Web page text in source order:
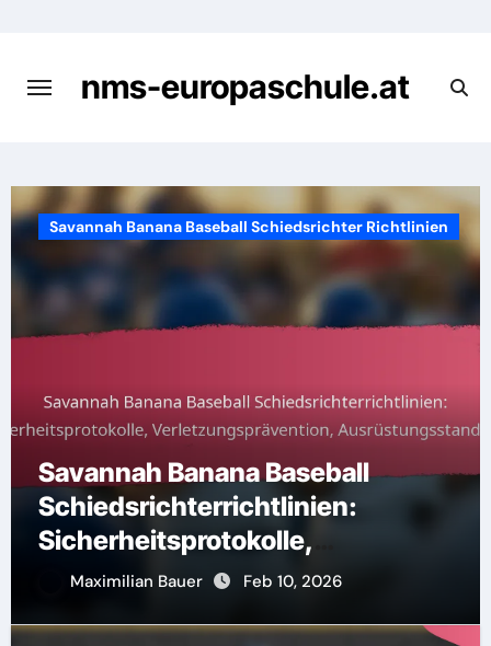
content
nms-europaschule.at
Savannah Banana Baseball Schiedsrichter Richtlinien
Savannah Banana Baseball
Schiedsrichterrichtlinien:
Sicherheitsprotokolle,
Verletzungsprävention,
Maximilian Bauer Feb 10, 2026